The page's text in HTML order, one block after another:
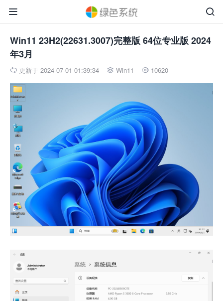


Win11 23H2(22631.3007)完整版 64位专业版 2024
年3月
 更新于 2024-07-01 01:39:34  Win11  10620